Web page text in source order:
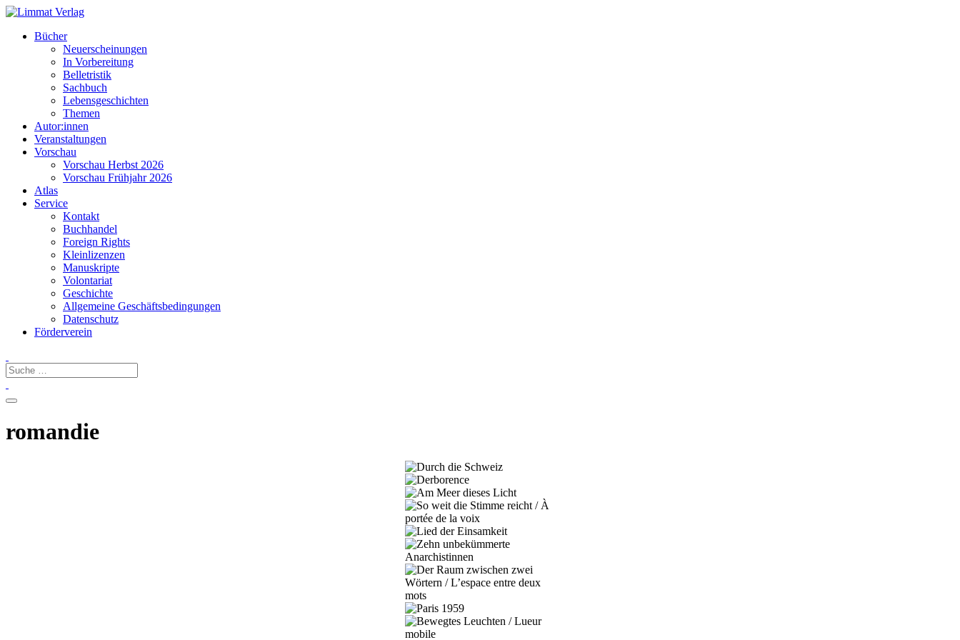
Bücher
Neuerscheinungen
In Vorbereitung
Belletristik
Sachbuch
Lebensgeschichten
Themen
Autor:innen
Veranstaltungen
Vorschau
Vorschau Herbst 2026
Vorschau Frühjahr 2026
Atlas
Service
Kontakt
Buchhandel
Foreign Rights
Kleinlizenzen
Manuskripte
Volontariat
Geschichte
Allgemeine Geschäftsbedingungen
Datenschutz
Förderverein
romandie